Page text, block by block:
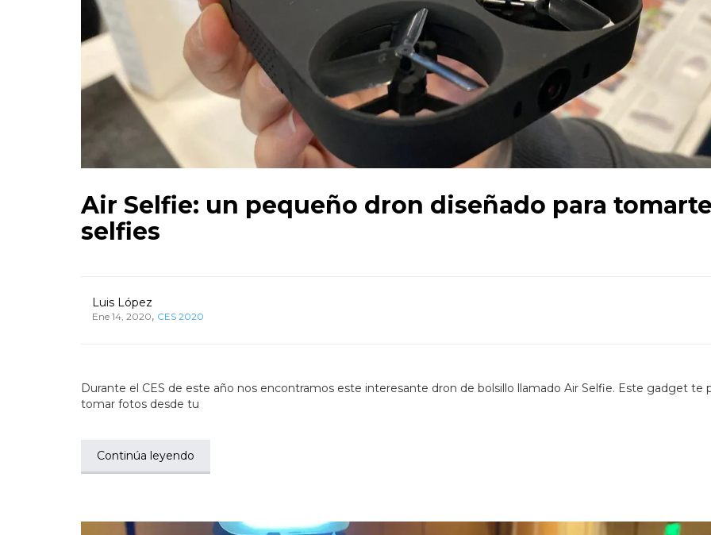
Air Selfie: un pequeño dron diseñado para
selfies
Luis López
Ene 14, 2020, CES 2020
Durante el CES de este año nos encontramos este interesante dron de bolsillo llamado Air Selfie. Este gadget te
tomar fotos desde tu
Continúa leyendo